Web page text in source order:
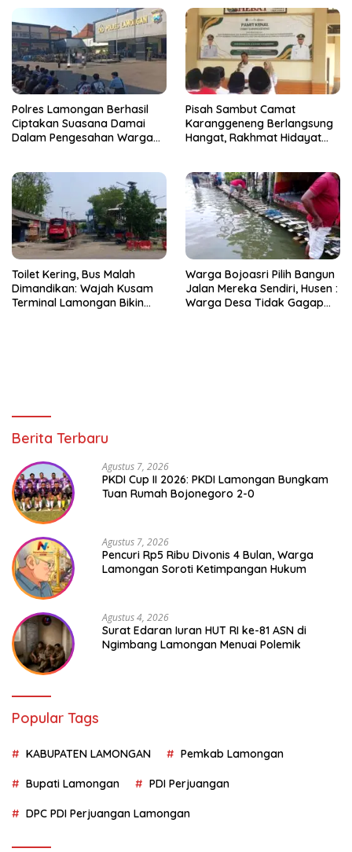
Polres Lamongan Berhasil
Ciptakan Suasana Damai
Dalam Pengesahan Warga
Pisah Sambut Camat
Karanggeneng Berlangsung
Hangat, Rakhmat Hidayat
Toilet Kering, Bus Malah
Dimandikan: Wajah Kusam
Terminal Lamongan Bikin
Warga Bojoasri Pilih Bangun
Jalan Mereka Sendiri, Husen :
Warga Desa Tidak Gagap
Berita Terbaru
Agustus 7, 2026
PKDI Cup II 2026: PKDI Lamongan Bungkam
Tuan Rumah Bojonegoro 2-0
Agustus 7, 2026
Pencuri Rp5 Ribu Divonis 4 Bulan, Warga
Lamongan Soroti Ketimpangan Hukum
Agustus 4, 2026
Surat Edaran Iuran HUT RI ke-81 ASN di
Ngimbang Lamongan Menuai Polemik
Popular Tags
KABUPATEN LAMONGAN Pemkab Lamongan
Bupati Lamongan PDI Perjuangan
DPC PDI Perjuangan Lamongan